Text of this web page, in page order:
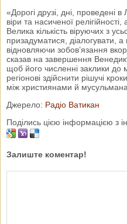
«Дорогі друзі, дні, проведені
віри та насиченої
Велика кількість віруючих з
призадуматися, діалогувати,
відновляючи зобов’язання
сказав на завершення
щоб його численні заклики
регіонові здійснити рішучі
між християнами й
Джерело: Радіо Ватикан
Поділись цією інформацією з
Залиште коментар!